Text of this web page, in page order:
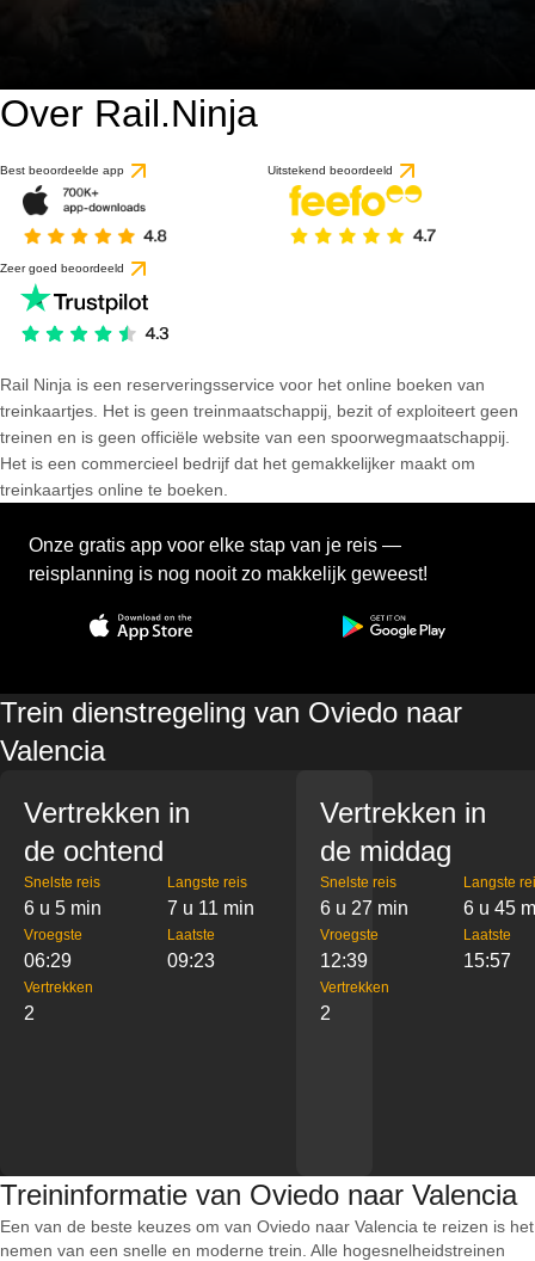
Over Rail.Ninja
Best beoordeelde app Uitstekend beoordeeld
Zeer goed beoordeeld
Rail Ninja is een reserveringsservice voor het online boeken van
treinkaartjes. Het is geen treinmaatschappij, bezit of exploiteert geen
treinen en is geen officiële website van een spoorwegmaatschappij.
Het is een commercieel bedrijf dat het gemakkelijker maakt om
treinkaartjes online te boeken.
Onze gratis app voor elke stap van je reis —
reisplanning is nog nooit zo makkelijk geweest!
Trein dienstregeling van Oviedo naar
Valencia
Vertrekken in
de ochtend
Snelste reis
6 u 5 min
Langste reis
7 u 11 min
Vroegste
06:29
Laatste
09:23
Vertrekken
2
Vertrekken in
de middag
Snelste reis
6 u 27 min
Langste
6 u 45
Vroegste
12:39
Laatste
15:57
Vertrekken
2
Treininformatie van Oviedo naar Valencia
Een van de beste keuzes om van Oviedo naar Valencia te reizen is het
nemen van een snelle en moderne trein. Alle hogesnelheidstreinen